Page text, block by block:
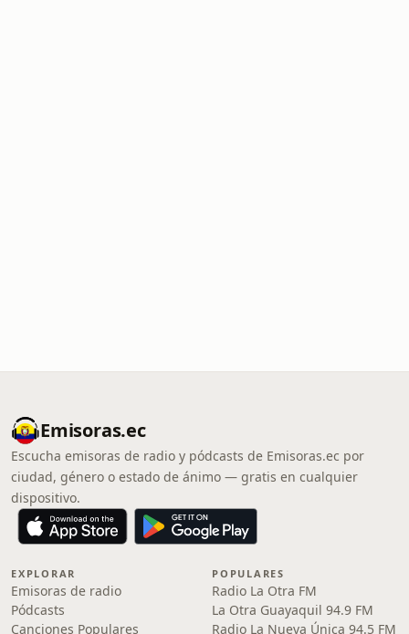
Emisoras.ec
Escucha emisoras de radio y pódcasts de Emisoras.ec por
ciudad, género o estado de ánimo — gratis en cualquier
dispositivo.
EXPLORAR
Emisoras de radio
Pódcasts
Canciones Populares
POPULARES
Radio La Otra FM
La Otra Guayaquil 94.9 FM
Radio La Nueva Única 94.5 FM